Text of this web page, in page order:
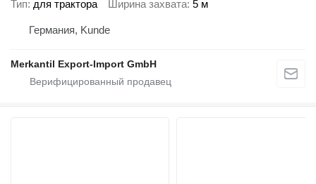
Тип для трактора Ширина захвата 5 м
Германия, Kunde
Merkantil Export-Import GmbH